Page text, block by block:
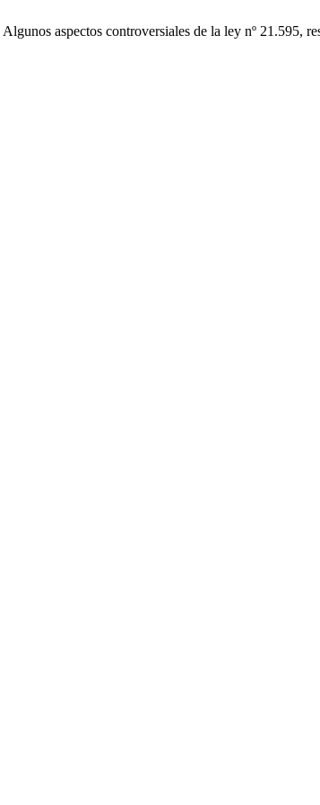
aspectos controversiales de la ley nº 21.595,